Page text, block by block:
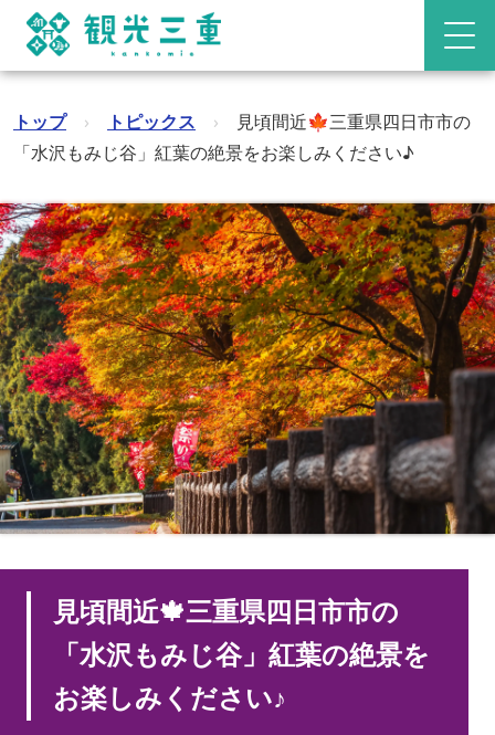
トップ › トピックス ›
見頃間近🍁三重県四日市市の
「水沢もみじ谷」紅葉の絶景をお楽しみください♪
見頃間近🍁三重県四日市市の
「水沢もみじ谷」紅葉の絶景を
お楽しみください♪